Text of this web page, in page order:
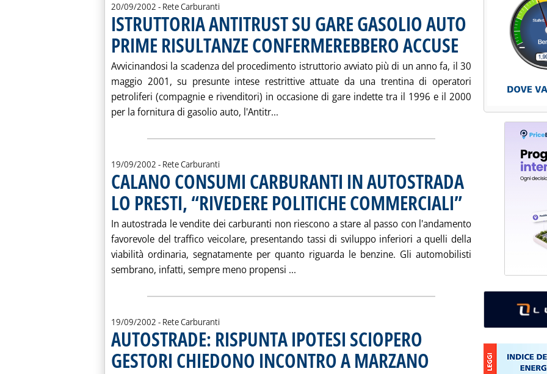
20/09/2002 - Rete Carburanti
ISTRUTTORIA ANTITRUST SU GARE GASOLIO AUTO
PRIME RISULTANZE CONFERMEREBBERO ACCUSE . Pubblicata venerdì 20
Avvicinandosi la scadenza del procedimento istruttorio avviato più di un anno fa, il 30
maggio 2001, su presunte intese restrittive attuate da una trentina di operatori
petroliferi (compagnie e rivenditori) in occasione di gare indette tra il 1996 e il 2000
per la fornitura di gasolio auto, l'Antitr... Leggi tutta la notizia: 'ISTRUTTORIA ANTITRUST SU GARE
19/09/2002 - Rete Carburanti
CALANO CONSUMI CARBURANTI IN AUTOSTRADA
LO PRESTI, “RIVEDERE POLITICHE COMMERCIALI”. Pubblicata giovedì 19
In autostrada le vendite dei carburanti non riescono a stare al passo con l'andamento
favorevole del traffico veicolare, presentando tassi di sviluppo inferiori a quelli della
viabilità ordinaria, segnatamente per quanto riguarda le benzine. Gli automobilisti
sembrano, infatti, sempre meno propensi ... Leggi tutta la notizia: 'CALANO CONSUMI CARBURANTI
19/09/2002 - Rete Carburanti
AUTOSTRADE: RISPUNTA IPOTESI SCIOPERO
GESTORI CHIEDONO INCONTRO A MARZANO . Pubblicata giovedì 19 settembre 2002